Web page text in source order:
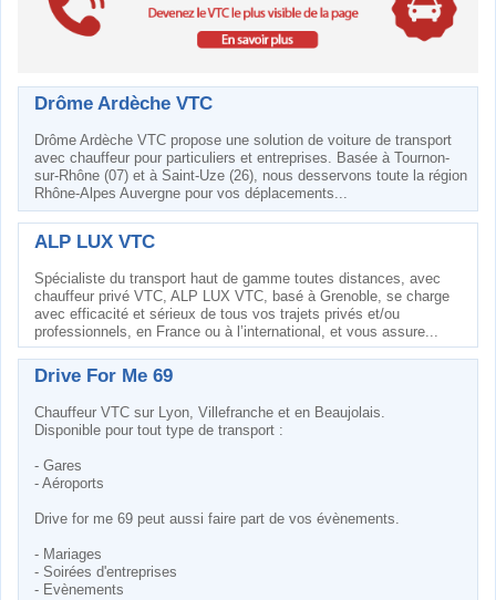
Drôme Ardèche VTC
Drôme Ardèche VTC propose une solution de voiture de transport
avec chauffeur pour particuliers et entreprises. Basée à Tournon-
sur-Rhône (07) et à Saint-Uze (26), nous desservons toute la région
Rhône-Alpes Auvergne pour vos déplacements...
ALP LUX VTC
Spécialiste du transport haut de gamme toutes distances, avec
chauffeur privé VTC, ALP LUX VTC, basé à Grenoble, se charge
avec efficacité et sérieux de tous vos trajets privés et/ou
professionnels, en France ou à l’international, et vous assure...
Drive For Me 69
Chauffeur VTC sur Lyon, Villefranche et en Beaujolais.
Disponible pour tout type de transport :
- Gares
- Aéroports
Drive for me 69 peut aussi faire part de vos évènements.
- Mariages
- Soirées d'entreprises
- Evènements